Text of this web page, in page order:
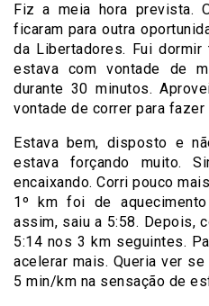
Fiz a meia hora prevista.
ficaram para outra
da Libertadores. Fui
estava com vontade de
durante 30 minutos.
vontade de correr para
Estava bem, disposto e
estava forçando muito.
encaixando. Corri pouco
1º km foi de
assim, saiu a 5:58. Depois,
5:14 nos 3 km seguintes.
acelerar mais. Queria ver
5 min/km na sensação de